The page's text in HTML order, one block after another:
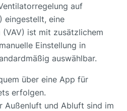
auf
eingestellt, eine
ist mit zusätzlichem
Einstellung in
auswählbar.
über eine App für
erfolgen.
Außenluft und Abluft sind im